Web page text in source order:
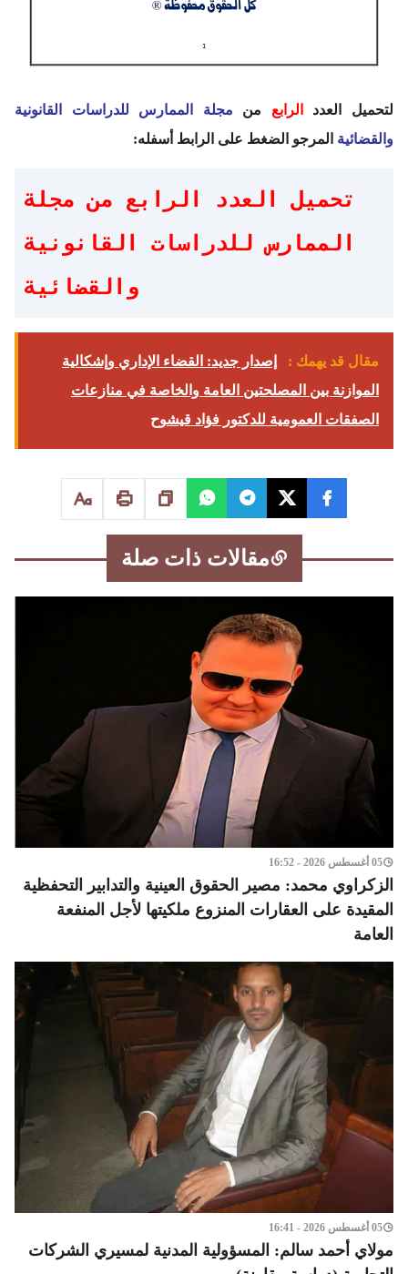
لتحميل العدد الرابع من مجلة الممارس للدراسات القانونية
والقضائية المرجو الضغط على الرابط أسفله:
تحميل العدد الرابع من مجلة
الممارس للدراسات القانونية
والقضائية
مقال قد يهمك :
إصدار جديد: القضاء الإداري وإشكالية
الموازنة بين المصلحتين العامة والخاصة في منازعات
الصفقات العمومية للدكتور فؤاد قيشوح
مقالات ذات صلة
05 أغسطس 2026 - 16:52
الزكراوي محمد: مصير الحقوق العينية والتدابير التحفظية
المقيدة على العقارات المنزوع ملكيتها لأجل المنفعة
العامة
05 أغسطس 2026 - 16:41
مولاي أحمد سالم: المسؤولية المدنية لمسيري الشركات